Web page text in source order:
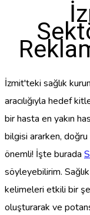
İzmit'teki sağlık
aracılığıyla hedef
bir hasta en yakın
bilgisi ararken,
önemli! İşte burada
söyleyebilirim.
kelimeleri etkili bir
oluşturarak ve